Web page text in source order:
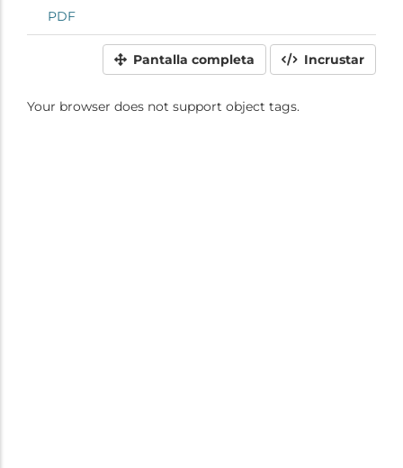
PDF
Pantalla completa Incrustar
Your browser does not support object tags.